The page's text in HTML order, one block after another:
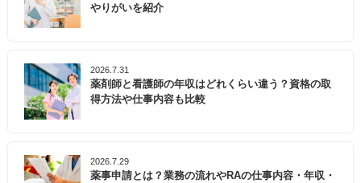
やりがいを紹介
2026.7.31
薬剤師と看護師の年収はどれくらい違う？資格の取
得方法や仕事内容も比較
2026.7.29
薬事申請とは？業務の流れやRAの仕事内容・年収・